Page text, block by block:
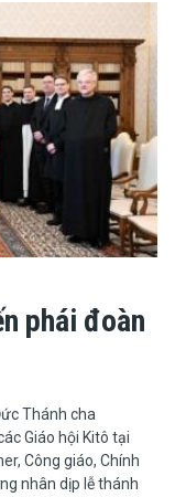
phái đoàn
Thánh cha
Giáo hội Kitô tại
Công giáo, Chính
nhân dịp lễ thánh